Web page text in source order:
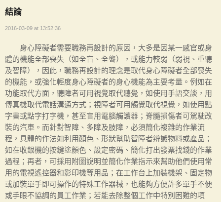
結論
2016-03-09 at 13:52:36
身心障礙者需要職務再設計的原因，大多是因某一感官或身
體的機能全部喪失（如全盲、全聾），或能力較弱（弱視、重聽
及智障），因此，職務再設計的理念是取代身心障礙者全部喪失
的機能，或強化輕度身心障礙者的身心機能為主要考量。例如在
功能取代方面，聽障者可用視覺取代聽覺，如使用手語交談，用
傳真機取代電話溝通方式；視障者可用觸覺取代視覺，如使用點
字書或點字打字機，甚至盲用電腦觸讀器；脊髓損傷者可駕駛改
裝的汽車。而針對智障、多障及肢障，必須簡化複雜的作業流
程，具體的作法如利用顏色、形狀幫助智障者辨識物料或產品；
如在收銀機的按鍵塗顏色、設定密碼、簡化打出發票找錢的作業
過程；再者，可採用附圖說明並簡化作業指示來幫助他們使用常
用的電視遙控器和影印機等用品；在工作台上加裝機架、固定物
或加裝單手即可操作的特殊工作器械，也能夠方便許多單手不便
或手眼不協調的員工作業；若能去除整個工作中特別困難的項